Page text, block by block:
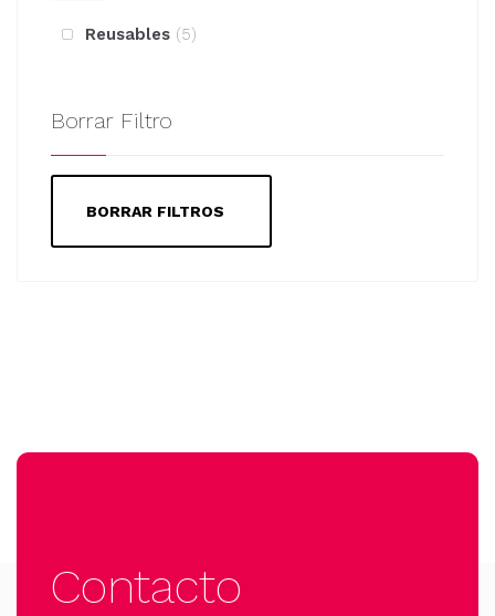
Reusables 5
Borrar Filtro
BORRAR FILTROS
Contacto